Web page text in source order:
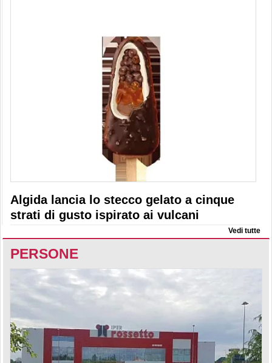
Algida lancia lo stecco gelato a cinque
strati di gusto ispirato ai vulcani
Vedi tutte
PERSONE